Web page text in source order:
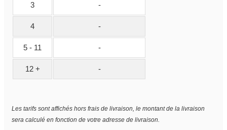
3 -
4 -
5 - 11 -
12 + -
Les tarifs sont affichés hors frais de livraison, le montant de la livraison
sera calculé en fonction de votre adresse de livraison.